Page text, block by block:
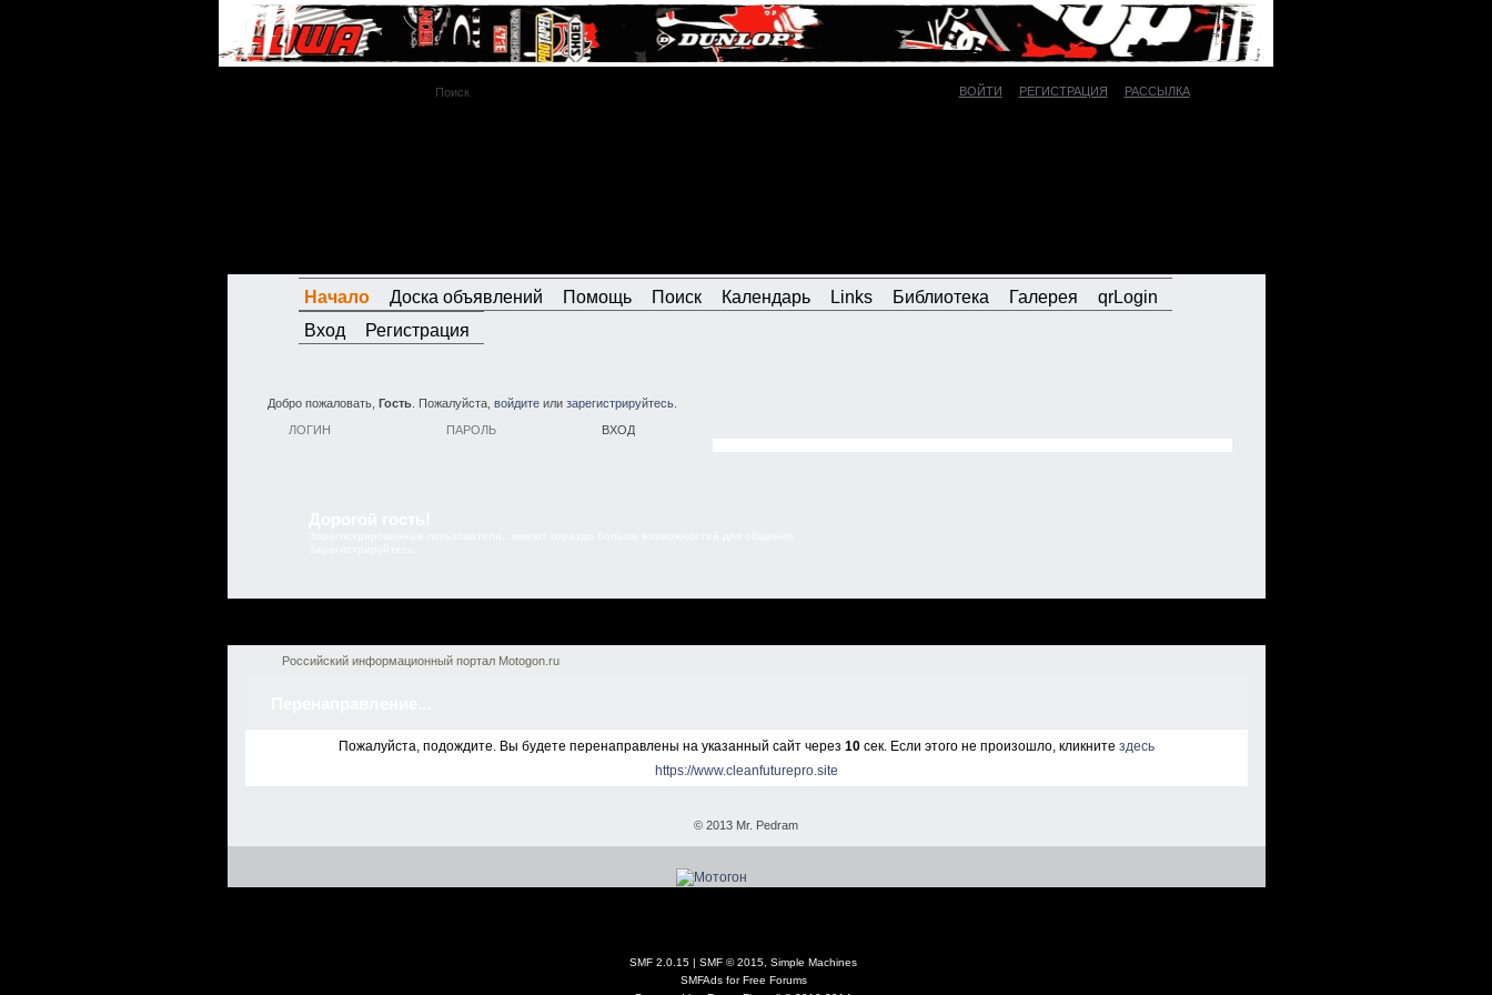
ВОЙТИ РЕГИСТРАЦИЯ РАССЫЛКА
Начало Доска объявлений Помощь Поиск Календарь Links Библиотека Галерея
qrLogin
Вход
Регистрация
Добро пожаловать, Гость. Пожалуйста, войдитеили зарегистрируйтесь.
Российский информационный портал Motogon.ru
Пожалуйста, подождите. Вы будете перенаправлены на указанный сайт через 10сек. Если этого не произошло, кликните здесь
https://www.cleanfuturepro.site
© 2013 Mr. Pedram
SMF 2.0.15 | SMF © 2015 Simple Machines
SMFAdsforFree Forums